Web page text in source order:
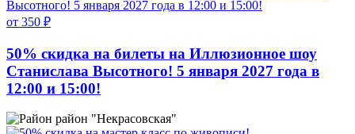
от 350 ₽
50% скидка на билеты на Иллюзионное шоу
Станислава Высотного! 5 января 2027 года в
12:00 и 15:00!
район "Некрасовская"